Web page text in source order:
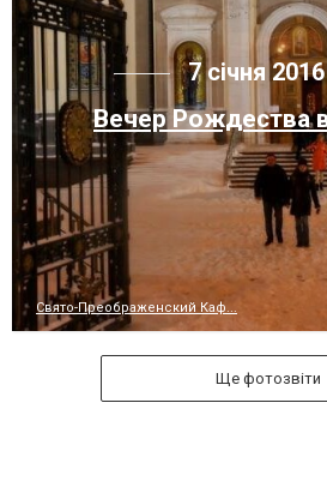
7 січня
Вечер Рождества
Свято-Преображенский Каф...
Ще фотозвіти